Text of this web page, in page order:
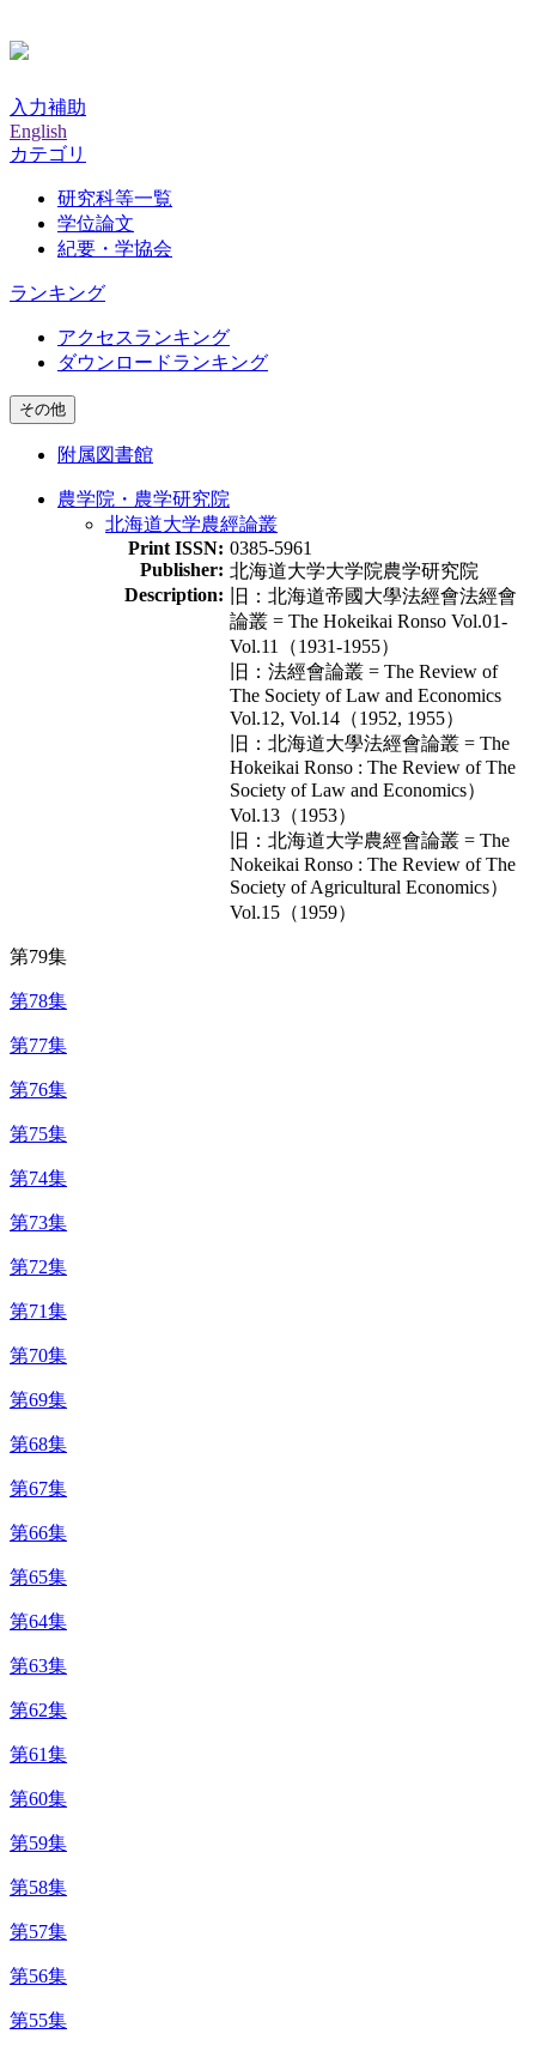
入力補助
English
カテゴリ
研究科等一覧
学位論文
紀要・学協会
ランキング
アクセスランキング
ダウンロードランキング
その他
附属図書館
農学院・農学研究院
北海道大学農經論叢
Print ISSN: 0385-5961
Publisher: 北海道大学大学院農学研究院
Description:
旧：北海道帝國大學法經會法經會
論叢 = The Hokeikai Ronso Vol.01-
Vol.11（1931-1955）
旧：法經會論叢 = The Review of
The Society of Law and Economics
Vol.12, Vol.14（1952, 1955）
旧：北海道大學法經會論叢 = The
Hokeikai Ronso : The Review of The
Society of Law and Economics）
Vol.13（1953）
旧：北海道大学農經會論叢 = The
Nokeikai Ronso : The Review of The
Society of Agricultural Economics）
Vol.15（1959）
第79集
第78集
第77集
第76集
第75集
第74集
第73集
第72集
第71集
第70集
第69集
第68集
第67集
第66集
第65集
第64集
第63集
第62集
第61集
第60集
第59集
第58集
第57集
第56集
第55集